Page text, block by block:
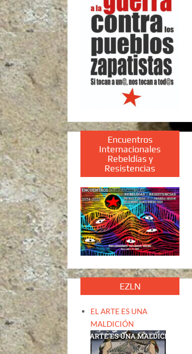
Encuentros
Internacionales
Rebeldías y
Resistencias
EZLN
EL ARTE ES UNA
MALDICIÓN